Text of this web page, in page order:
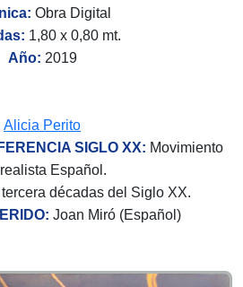
Obra Digital
1,80 x 0,80 mt.
Año: 2019
Alicia Perito
SIGLO XX: Movimiento
Español.
décadas del Siglo XX.
Joan Miró (Español)